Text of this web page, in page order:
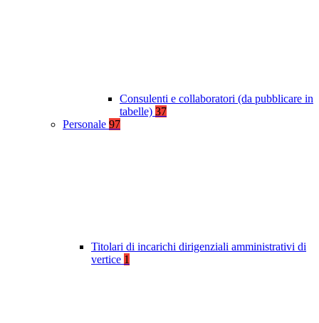
Consulenti e collaboratori (da pubblicare in
tabelle) 37
Personale 97
Titolari di incarichi dirigenziali amministrativi di
vertice 1